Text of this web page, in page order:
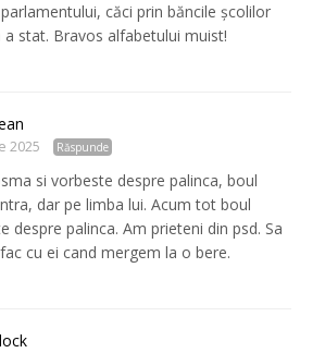
căci prin băncile școlilor
a stat. Bravos alfabetului muist!
2025 Răspunde
si vorbeste despre palinca, boul
dar pe limba lui. Acum tot boul
despre palinca. Am prieteni din psd. Sa
cu ei cand mergem la o bere.